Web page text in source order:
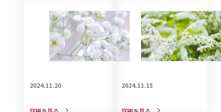
2024.11.20
葬儀で身につける喪服用バ
2024.11.15
葬儀で着用する和装の知識